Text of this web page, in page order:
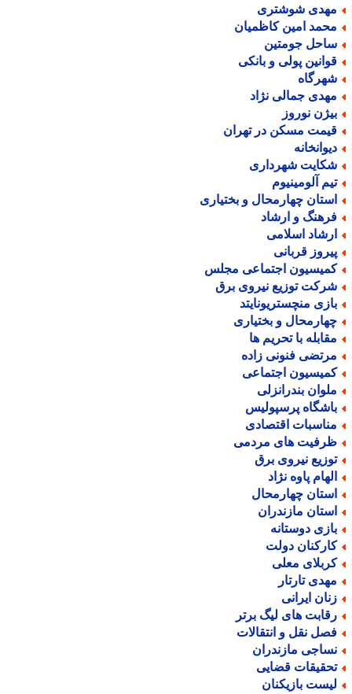
شوشتری
امین کاظمیان
جومتین
پولی و بانکی
جمالی نژاد
نوروز
مسکن در تهران
شهرداری
آلومینیوم
چهارمحال و بختیاری
و ارشاد
اسلامی
قربانی
اجتماعی مجلس
توزیع نیروی برق
منچستریونایتد
و بختیاری
با تحریم ها
فنونی زاده
اجتماعی
بندرانزلی
پرسپولیس
اقتصادی
های مردمی
نیروی برق
پاوه نژاد
چهارمحال
مازندران
دوستانه
دولت
معلی
تارتار
ایرانی
های لیگ برتر
نقل و انتقالات
مازندران
قضایی
بازیکنان